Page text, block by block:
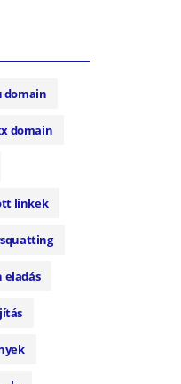
domain
domain
linkek
eladás